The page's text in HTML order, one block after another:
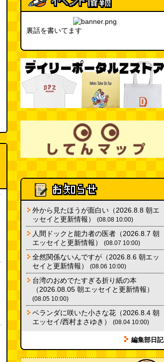
裏話を書いてます
外から見たほうが面白い（2026.8.8 朝エ
ッセイと更新情報）
(08.08 10:00)
人間ドックと能力者の医者（2026.8.7 朝
エッセイと更新情報）
(08.07 10:00)
全然関係ないんですが（2026.8.6 朝エッ
セイと更新情報）
(08.06 10:00)
台湾のおめでたすぎる折り紙の本
（2026.08.05 朝エッセイと更新情報）
(08.05 10:00)
ベランダに咲いた小さな花（2026.8.4 朝
エッセイ/西村まさゆき）
(08.04 10:00)
編集部日記